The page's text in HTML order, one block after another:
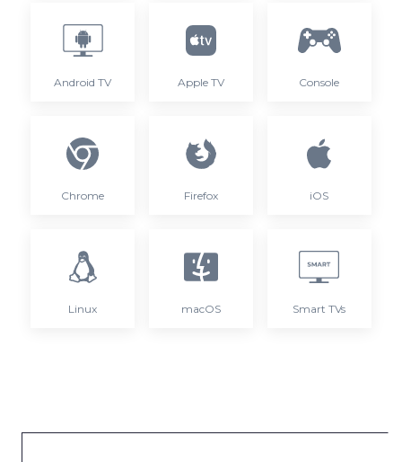
Android TV Apple TV Console
Chrome Firefox iOS
Linux macOS Smart TVs